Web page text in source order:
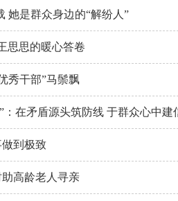
她是群众身边的“解纷人”
思思的暖心答卷
秀干部”马鬃飘
在矛盾源头筑防线 于群众心中建
到极致
高龄老人寻亲